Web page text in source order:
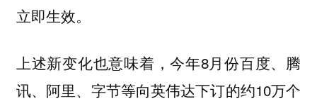
立即生效。
上述新变化也意味着，今年8月份百度、腾
讯、阿里、字节等向英伟达下订的约10万个